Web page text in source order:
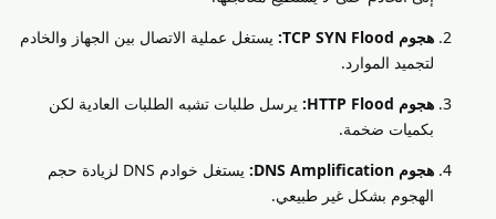
هجوم TCP SYN Flood:
يستغل عملية الاتصال بين الجهاز والخادم
لتجميد الموارد.
هجوم HTTP Flood:
يرسل طلبات تشبه الطلبات العادية لكن
بكميات ضخمة.
هجوم DNS Amplification:
يستغل خوادم DNS لزيادة حجم
الهجوم بشكل غير طبيعي.